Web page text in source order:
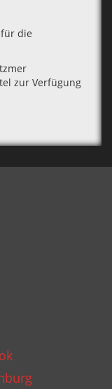
die
zur Verfügung